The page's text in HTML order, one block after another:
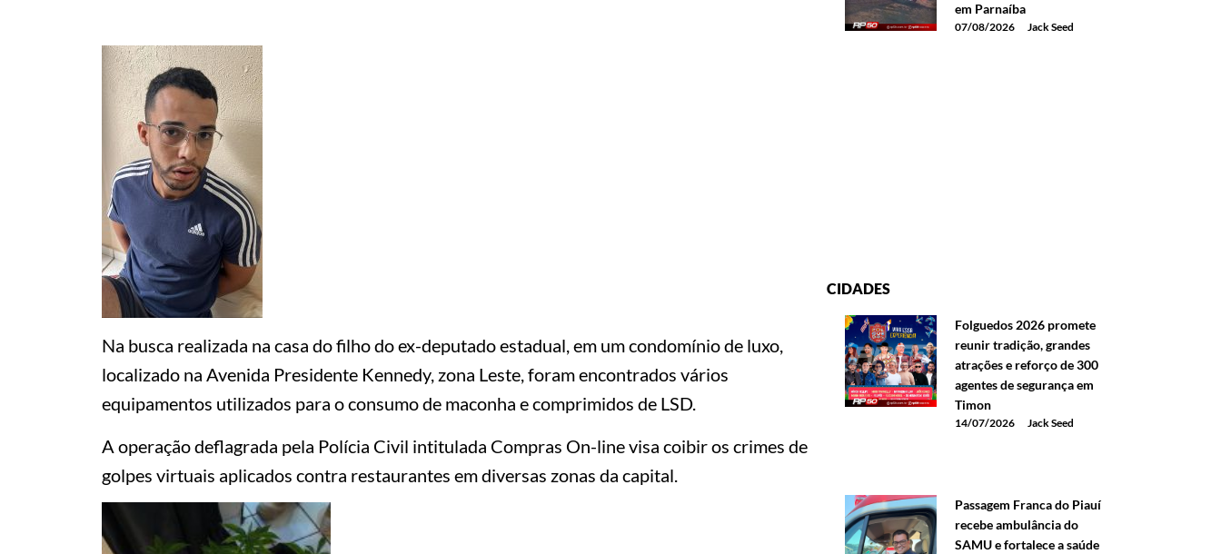
Na busca realizada na casa do filho do ex-deputado estadual, em um condomínio de luxo,
localizado na Avenida Presidente Kennedy, zona Leste, foram encontrados vários
equipamentos utilizados para o consumo de maconha e comprimidos de LSD.
A operação deflagrada pela Polícia Civil intitulada Compras On-line visa coibir os crimes de
golpes virtuais aplicados contra restaurantes em diversas zonas da capital.
em Parnaíba
07/08/2026 Jack Seed
CIDADES
Folguedos 2026 promete
reunir tradição, grandes
atrações e reforço de 300
agentes de segurança em
Timon
14/07/2026 Jack Seed
Passagem Franca do Piauí
recebe ambulância do
SAMU e fortalece a saúde